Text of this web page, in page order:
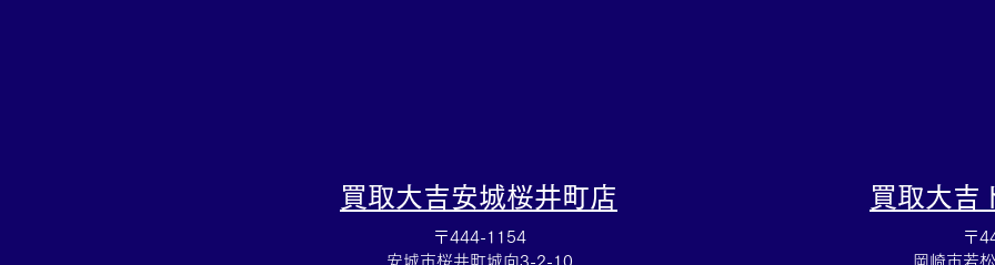
買取大吉安城桜井町店
〒444-1154
安城市桜井町城向3-2-10
買取大吉
〒
岡崎市若